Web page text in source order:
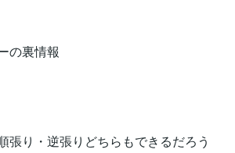
の裏情報
張り・逆張りどちらもできるだろう